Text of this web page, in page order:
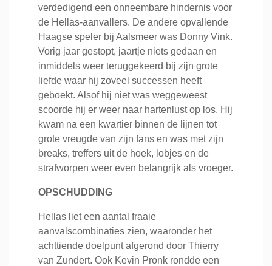
verdedigend een onneembare hindernis voor
de Hellas-aanvallers. De andere opvallende
Haagse speler bij Aalsmeer was Donny Vink.
Vorig jaar gestopt, jaartje niets gedaan en
inmiddels weer teruggekeerd bij zijn grote
liefde waar hij zoveel successen heeft
geboekt. Alsof hij niet was weggeweest
scoorde hij er weer naar hartenlust op los. Hij
kwam na een kwartier binnen de lijnen tot
grote vreugde van zijn fans en was met zijn
breaks, treffers uit de hoek, lobjes en de
strafworpen weer even belangrijk als vroeger.
OPSCHUDDING
Hellas liet een aantal fraaie
aanvalscombinaties zien, waaronder het
achttiende doelpunt afgerond door Thierry
van Zundert. Ook Kevin Pronk rondde een